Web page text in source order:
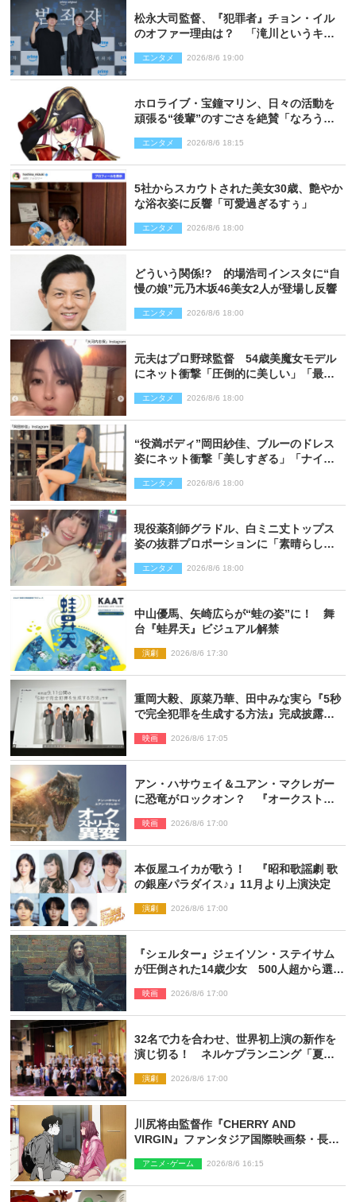
松永大司監督、『犯罪者』チョン・イル
のオファー理由は？ 「滝川というキャ
かった」
エンタメ 2026/8/6 19:00
ホロライブ・宝鐘マリン、日々の活動を
頑張る“後輩”のすごさを絶賛「なろう系
エンタメ 2026/8/6 18:15
5社からスカウトされた美女30歳、艶やか
な浴衣姿に反響「可愛過ぎるすぅ」
エンタメ 2026/8/6 18:00
どういう関係!? 的場浩司インスタに“自
慢の娘”元乃木坂46美女2人が登場し反響
エンタメ 2026/8/6 18:00
元夫はプロ野球監督 54歳美魔女モデル
にネット衝撃「圧倒的に美しい」「最強
エンタメ 2026/8/6 18:00
“役満ボディ”岡田紗佳、ブルーのドレス
姿にネット衝撃「美しすぎる」「ナイ
エンタメ 2026/8/6 18:00
現役薬剤師グラドル、白ミニ丈トップス
姿の抜群プロポーションに「素晴らしす
エンタメ 2026/8/6 18:00
中山優馬、矢崎広らが“蛙の姿”に！ 舞
台『蛙昇天』ビジュアル解禁
演劇 2026/8/6 17:30
重岡大毅、原菜乃華、田中みな実ら『5秒
で完全犯罪を生成する方法』完成披露に
映画 2026/8/6 17:05
アン・ハサウェイ＆ユアン・マクレガー
に恐竜がロックオン？ 『オークストリ
解禁
映画 2026/8/6 17:00
本仮屋ユイカが歌う！ 『昭和歌謡劇 歌
の銀座パラダイス♪』11月より上演決定
演劇 2026/8/6 17:00
『シェルター』ジェイソン・ステイサム
が圧倒された14歳少女 500人超から選出
とは
映画 2026/8/6 17:00
32名で力を合わせ、世界初上演の新作を
演じ切る！ ネルケプランニング「夏休
ト【最終日】
演劇 2026/8/6 17:00
川尻将由監督作『CHERRY AND
VIRGIN』ファンタジア国際映画祭・長編
アニメ･ゲーム 2026/8/6 16:15